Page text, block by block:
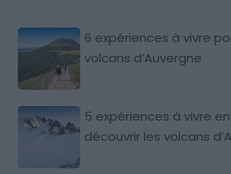
6 expériences à vivre
volcans d’Auvergne
5 expériences à vivre
découvrir les volcans